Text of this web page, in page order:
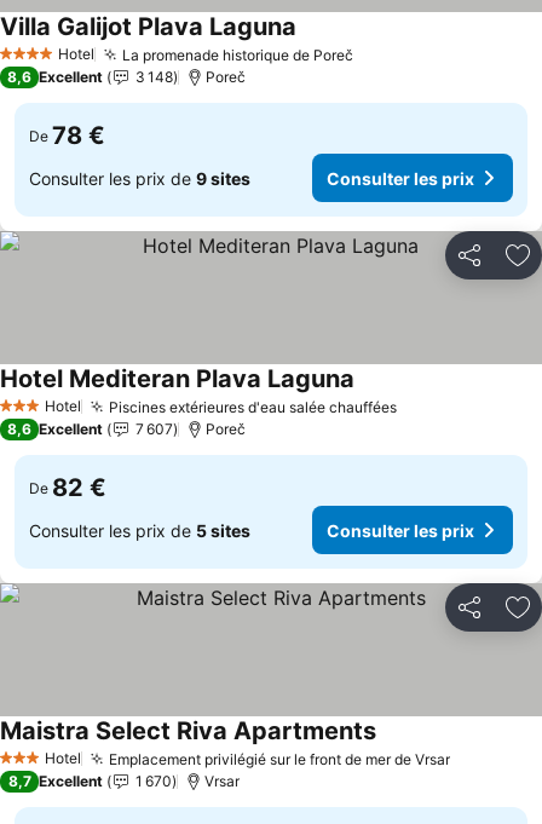
4 Étoiles Hotel La promenade historique de Poreč
Villa Galijot Plava Laguna
8,6 Excellent 3 148 Poreč
De 78 €
Consulter les prix de 9 sites Consulter les prix
Partager
3 ÉtoilesHotel Piscines extérieures d'eau salée chauffées
Hotel Mediteran Plava Laguna
8,6 Excellent 7 607 Poreč
De 82 €
Consulter les prix de 5 sites Consulter les prix
Partager
3 ÉtoilesHotel Emplacement privilégié sur le front de mer de Vrsar
Maistra Select Riva Apartments
8,7 Excellent 1 670 Vrsar